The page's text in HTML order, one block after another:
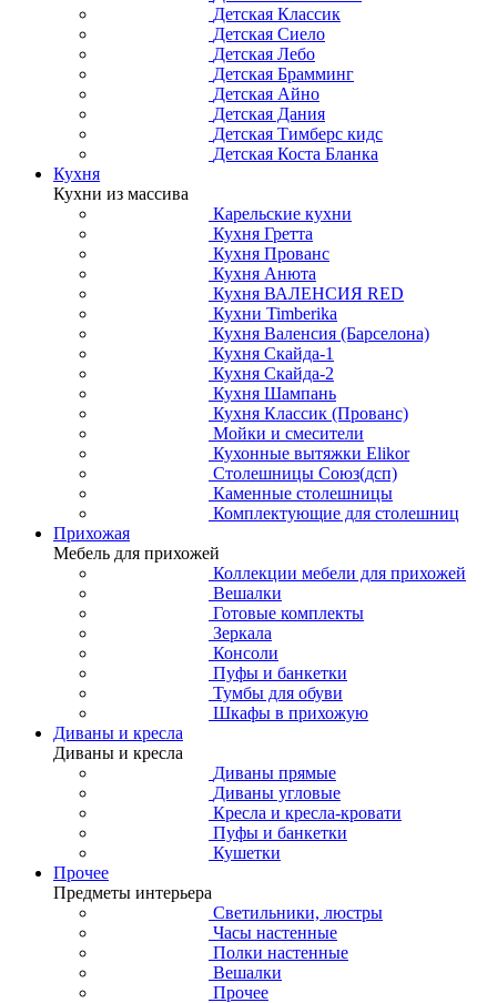
Детская Классик
Детская Сиело
Детская Лебо
Детская Брамминг
Детская Айно
Детская Дания
Детская Тимберс кидс
Детская Коста Бланка
Кухня
Кухни из массива
Карельские кухни
Кухня Гретта
Кухня Прованс
Кухня Анюта
Кухня ВАЛЕНСИЯ RED
Кухни Timberika
Кухня Валенсия (Барселона)
Кухня Скайда-1
Кухня Скайда-2
Кухня Шампань
Кухня Классик (Прованс)
Мойки и смесители
Кухонные вытяжки Elikor
Столешницы Союз(дсп)
Каменные столешницы
Комплектующие для столешниц
Прихожая
Мебель для прихожей
Коллекции мебели для прихожей
Вешалки
Готовые комплекты
Зеркала
Консоли
Пуфы и банкетки
Тумбы для обуви
Шкафы в прихожую
Диваны и кресла
Диваны и кресла
Диваны прямые
Диваны угловые
Кресла и кресла-кровати
Пуфы и банкетки
Кушетки
Прочее
Предметы интерьера
Светильники, люстры
Часы настенные
Полки настенные
Вешалки
Прочее